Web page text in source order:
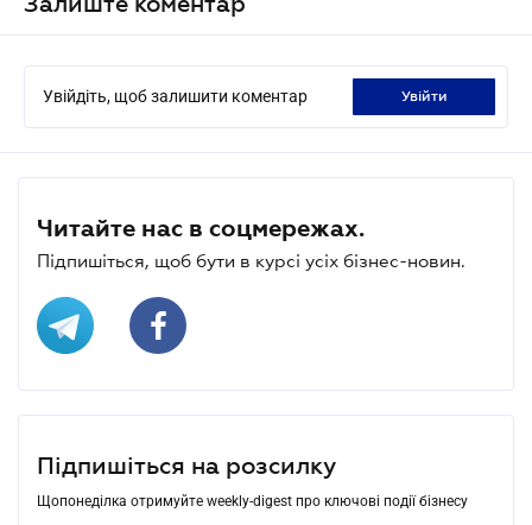
Увійдіть, щоб залишити коментар увійти
Читайте нас в соцмережах.
Підпишіться, щоб бути в курсі усіх бізнес-новин.
Підпишіться на розсилку
Щопонеділка отримуйте weekly-digest про ключові події бізнесу